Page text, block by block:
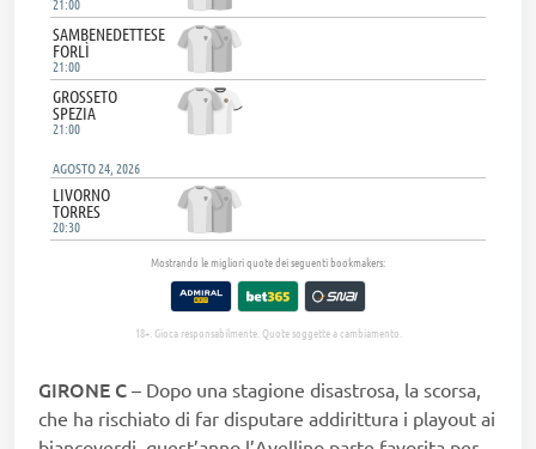
GIRONE C – Dopo una stagione disastrosa, la scorsa,
che ha rischiato di far disputare addirittura i playout ai